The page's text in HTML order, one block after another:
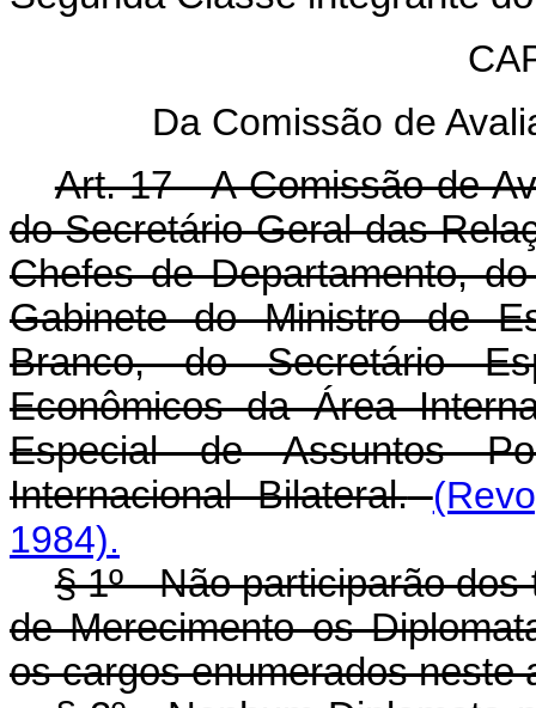
Da Comissão de
Art. 17 - A Comissão de
do Secretário-Geral das
Chefes de Departamento,
Gabinete do Ministro de
Branco, do Secretário
Econômicos da Área
Especial de Assuntos
Internacional Bilateral.
1984).
§ 1º - Não participarão
de Merecimento os
os cargos enumerados neste